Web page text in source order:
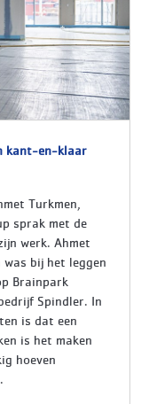
kant-en-klaar
Turkmen,
sprak met de
werk. Ahmet
bij het leggen
Brainpark
Spindler. In
is dat een
is het maken
hoeven